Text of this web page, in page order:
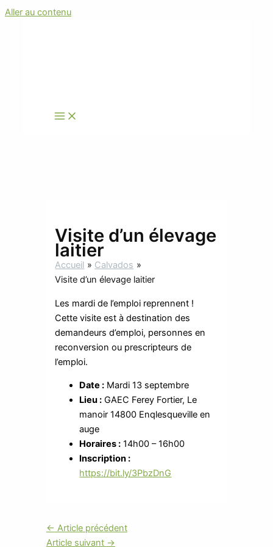
Aller au contenu
Visite d’un élevage
laitier
Accueil
Calvados
Visite d’un élevage laitier
Les mardi de l’emploi reprennent !
Cette visite est à destination des
demandeurs d’emploi, personnes en
reconversion ou prescripteurs de
l’emploi.
Date : Mardi 13 septembre
Lieu : GAEC Ferey Fortier, Le
manoir 14800 Enqlesqueville en
auge
Horaires : 14h00 – 16h00
Inscription :
https://bit.ly/3PbzDnG
← Article précédent
Article suivant →